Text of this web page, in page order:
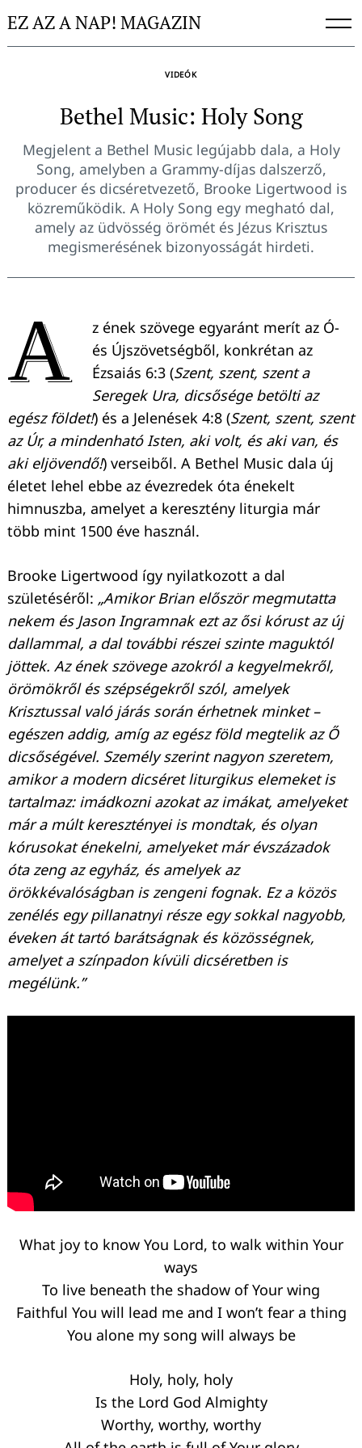
toEZ AZ A NAP! MAGAZIN
VIDEÓK
Bethel Music: Holy Song
Megjelent a Bethel Music legújabb dala, a Holy
Song, amelyben a Grammy-díjas dalszerző,
producer és dicséretvezető, Brooke Ligertwood is
közreműködik. A Holy Song egy megható dal,
amely az üdvösség örömét és Jézus Krisztus
megismerésének bizonyosságát hirdeti.
A
z ének szövege egyaránt merít az Ó-
és Újszövetségből, konkrétan az
Ézsaiás 6:3 (Szent, szent, szent a
Seregek Ura, dicsősége betölti az
egész földet!) és a Jelenések 4:8 (Szent, szent, szent
az Úr, a mindenható Isten, aki volt, és aki van, és
aki eljövendő!) verseiből. A Bethel Music dala új
életet lehel ebbe az évezredek óta énekelt
himnuszba, amelyet a keresztény liturgia már
több mint 1500 éve használ.
Brooke Ligertwood így nyilatkozott a dal
születéséről: „Amikor Brian először megmutatta
nekem és Jason Ingramnak ezt az ősi kórust az új
dallammal, a dal további részei szinte maguktól
jöttek. Az ének szövege azokról a kegyelmekről,
örömökről és szépségekről szól, amelyek
Krisztussal való járás során érhetnek minket –
egészen addig, amíg az egész föld megtelik az Ő
dicsőségével. Személy szerint nagyon szeretem,
amikor a modern dicséret liturgikus elemeket is
tartalmaz: imádkozni azokat az imákat, amelyeket
már a múlt keresztényei is mondtak, és olyan
kórusokat énekelni, amelyeket már évszázadok
óta zeng az egyház, és amelyek az
örökkévalóságban is zengeni fognak. Ez a közös
zenélés egy pillanatnyi része egy sokkal nagyobb,
éveken át tartó barátságnak és közösségnek,
amelyet a színpadon kívüli dicséretben is
megélünk.”
What joy to know You Lord, to walk within Your
ways
To live beneath the shadow of Your wing
Faithful You will lead me and I won’t fear a thing
You alone my song will always be
Holy, holy, holy
Is the Lord God Almighty
Worthy, worthy, worthy